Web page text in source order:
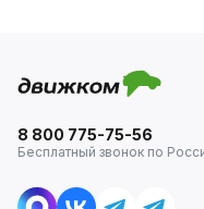
8 800 775-75-56
Бесплатный звонок по